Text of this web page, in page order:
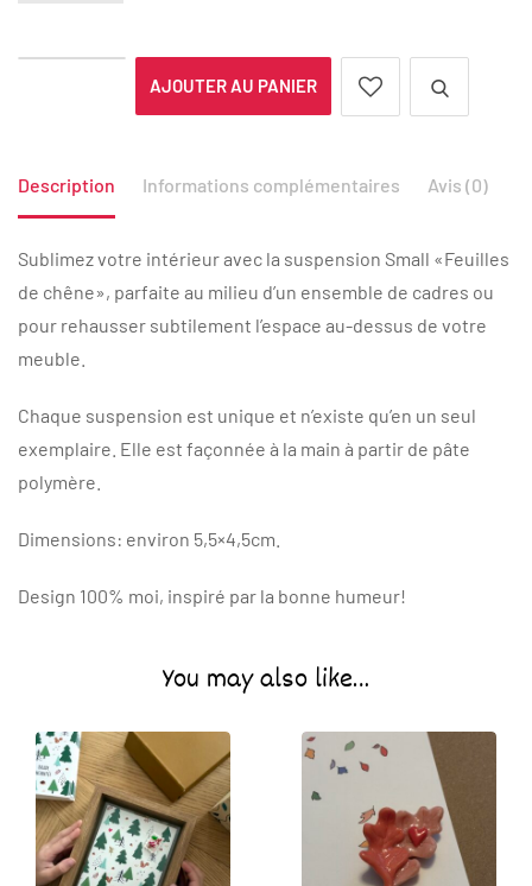
AJOUTER AU PANIER
Description Informations complémentaires Avis (0)
Sublimez votre intérieur avec la suspension Small «Feuilles
de chêne», parfaite au milieu d’un ensemble de cadres ou
pour rehausser subtilement l’espace au-dessus de votre
meuble.
Chaque suspension est unique et n’existe qu’en un seul
exemplaire. Elle est façonnée à la main à partir de pâte
polymère.
Dimensions: environ 5,5×4,5cm.
Design 100% moi, inspiré par la bonne humeur!
You may also like…